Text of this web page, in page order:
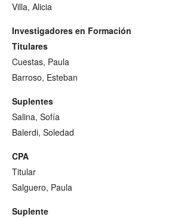
Villa, Alicia
Investigadores en Formación
Titulares
Cuestas, Paula
Barroso, Esteban
Suplentes
Salina, Sofía
Balerdi, Soledad
CPA
Titular
Salguero, Paula
Suplente